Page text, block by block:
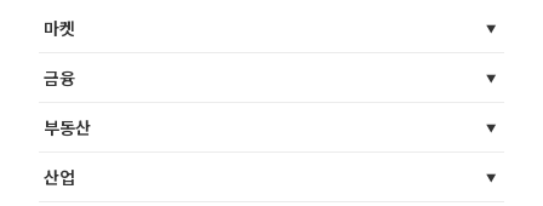
마켓
금융
부동산
산업